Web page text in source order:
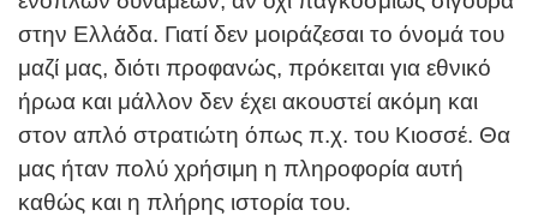
στην Ελλάδα. Γιατί δεν μοιράζεσαι το όνομά του
μαζί μας, διότι προφανώς, πρόκειται για εθνικό
ήρωα και μάλλον δεν έχει ακουστεί ακόμη και
στον απλό στρατιώτη όπως π.χ. του Κιοσσέ. Θα
μας ήταν πολύ χρήσιμη η πληροφορία αυτή
καθώς και η πλήρης ιστορία του.